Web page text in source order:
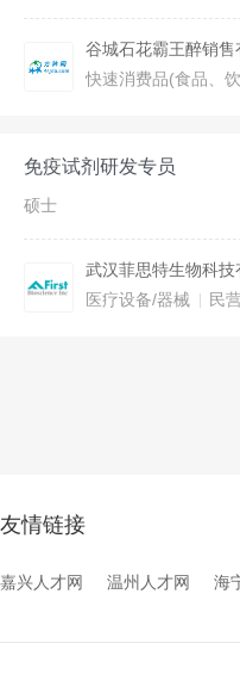
谷城石花霸王醉销售
快速消费品(食品、
免疫试剂研发专员
硕士
武汉菲思特生物科技
医疗设备/器械
民
友情链接
嘉兴人才网 温州人才网 海